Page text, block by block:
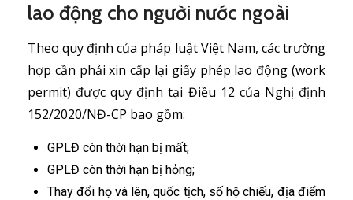
lao động cho người nước ngoài
Theo quy định của pháp luật Việt Nam, các trường
hợp cần phải xin cấp lại giấy phép lao động (work
permit) được quy định tại Điều 12 của Nghị định
152/2020/NĐ-CP bao gồm:
GPLĐ còn thời hạn bị mất;
GPLĐ còn thời hạn bị hỏng;
Thay đổi họ và lên, quốc tịch, số hộ chiếu, địa điểm